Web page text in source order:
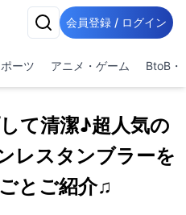
会員登録 / ログイン
ーツ アニメ・ゲーム BtoB・
て清潔♪超人気の
レスタンブラーを
とご紹介♫